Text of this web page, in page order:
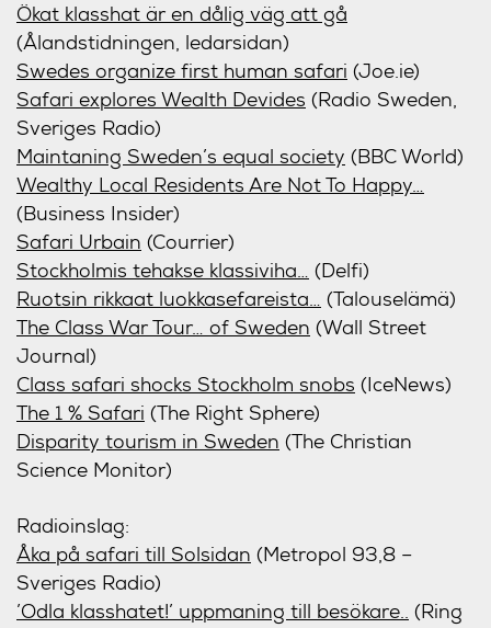
Ökat klasshat är en dålig väg att gå
(Ålandstidningen, ledarsidan)
Swedes organize first human safari (Joe.ie)
Safari explores Wealth Devides (Radio Sweden,
Sveriges Radio)
Maintaning Sweden’s equal society (BBC World)
Wealthy Local Residents Are Not To Happy…
(Business Insider)
Safari Urbain (Courrier)
Stockholmis tehakse klassiviha… (Delfi)
Ruotsin rikkaat luokkasefareista… (Talouselämä)
The Class War Tour… of Sweden (Wall Street
Journal)
Class safari shocks Stockholm snobs (IceNews)
The 1 % Safari (The Right Sphere)
Disparity tourism in Sweden (The Christian
Science Monitor)
Radioinslag:
Åka på safari till Solsidan (Metropol 93,8 –
Sveriges Radio)
’Odla klasshatet!’ uppmaning till besökare.. (Ring